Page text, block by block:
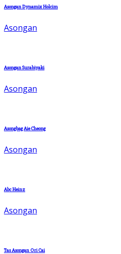
Asongan Dynamix Holcim
Asongan
Asongan Surabiyaki
Asongan
Asongbag Aie Cheong
Asongan
Abc Heinz
Asongan
Tas Asongan Ori Cai